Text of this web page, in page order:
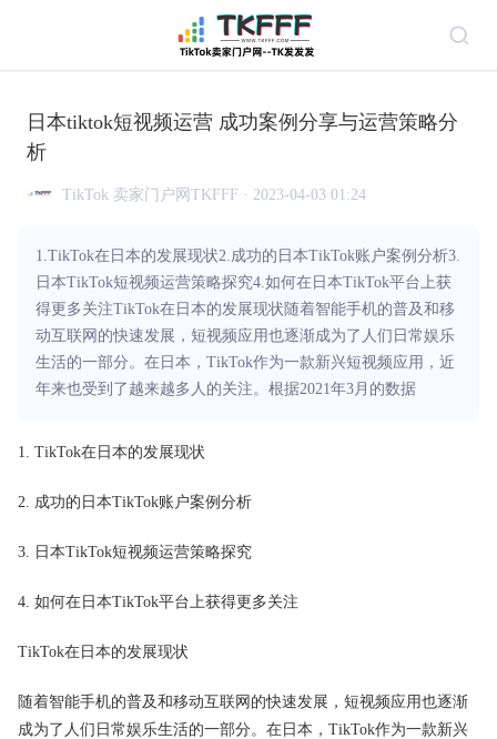
日本tiktok短视频运营 成功案例分享与运营策略分
析
TikTok 卖家门户网TKFFF · 2023-04-03 01:24
1.TikTok在日本的发展现状2.成功的日本TikTok账户案例分析3.
日本TikTok短视频运营策略探究4.如何在日本TikTok平台上获
得更多关注TikTok在日本的发展现状随着智能手机的普及和移
动互联网的快速发展，短视频应用也逐渐成为了人们日常娱乐
生活的一部分。在日本，TikTok作为一款新兴短视频应用，近
年来也受到了越来越多人的关注。根据2021年3月的数据
1. TikTok在日本的发展现状
2. 成功的日本TikTok账户案例分析
3. 日本TikTok短视频运营策略探究
4. 如何在日本TikTok平台上获得更多关注
TikTok在日本的发展现状
随着智能手机的普及和移动互联网的快速发展，短视频应用也逐渐
成为了人们日常娱乐生活的一部分。在日本，TikTok作为一款新兴